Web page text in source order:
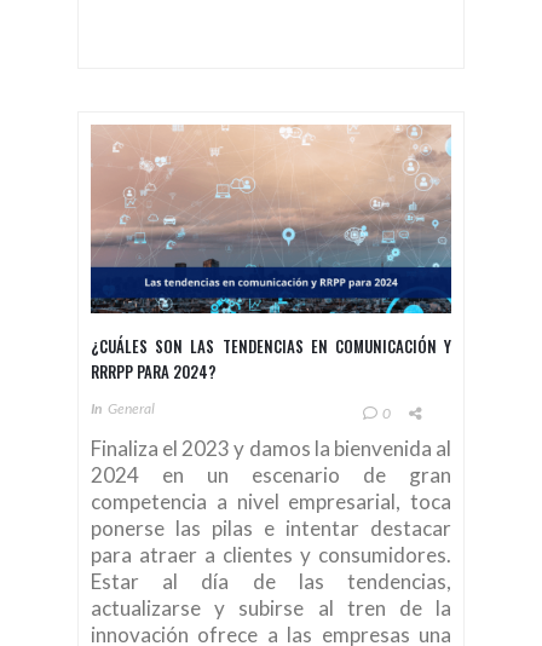
¿CUÁLES SON LAS TENDENCIAS EN COMUNICACIÓN Y
RRRPP PARA 2024?
In General 0
Finaliza el 2023 y damos la bienvenida al
2024 en un escenario de gran
competencia a nivel empresarial, toca
ponerse las pilas e intentar destacar
para atraer a clientes y consumidores.
Estar al día de las tendencias,
actualizarse y subirse al tren de la
innovación ofrece a las empresas una